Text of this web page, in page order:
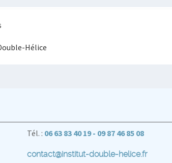
Hélice
Tél. : 06 63 83 40 19 - 09 87 46 85 08
contact@institut-double-helice.fr